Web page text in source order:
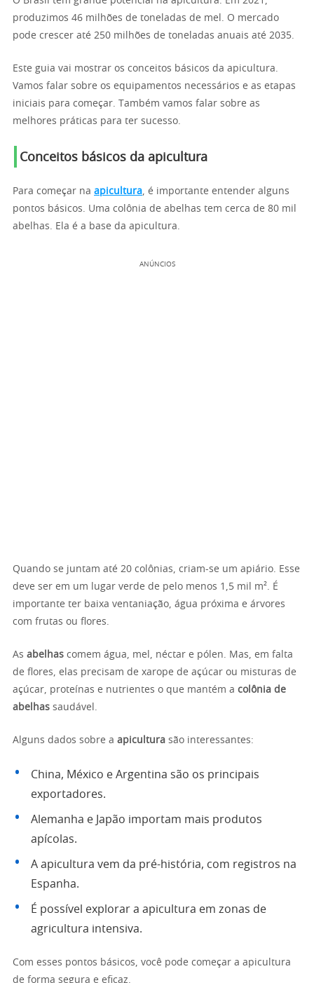
produzimos 46 milhões de toneladas de mel. O mercado
pode crescer até 250 milhões de toneladas anuais até 2035.
Este guia vai mostrar os conceitos básicos da apicultura.
Vamos falar sobre os equipamentos necessários e as etapas
iniciais para começar. Também vamos falar sobre as
melhores práticas para ter sucesso.
Conceitos básicos da apicultura
Para começar na apicultura, é importante entender alguns
pontos básicos. Uma colônia de abelhas tem cerca de 80 mil
abelhas. Ela é a base da apicultura.
ANÚNCIOS
Quando se juntam até 20 colônias, criam-se um apiário. Esse
deve ser em um lugar verde de pelo menos 1,5 mil m². É
importante ter baixa ventaniação, água próxima e árvores
com frutas ou flores.
As abelhas comem água, mel, néctar e pólen. Mas, em falta
de flores, elas precisam de xarope de açúcar ou misturas de
açúcar, proteínas e nutrientes o que mantém a colônia de
abelhas saudável.
Alguns dados sobre a apicultura são interessantes:
China, México e Argentina são os principais
exportadores.
Alemanha e Japão importam mais produtos
apícolas.
A apicultura vem da pré-história, com registros na
Espanha.
É possível explorar a apicultura em zonas de
agricultura intensiva.
Com esses pontos básicos, você pode começar a apicultura
de forma segura e eficaz.